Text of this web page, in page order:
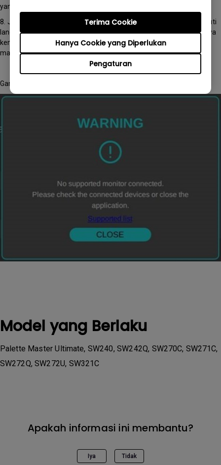
Pengaturan
Hanya Cookie yang Diperlukan
Terima Cookie
yang baru.
8. Jika kesalahan terus berlanjut dan OS Anda adalah Windows, ikuti
langkah 3 untuk menghapus instalasi driver FTDI dan menginstalnya
kembali. Anda dapat mendownloadnya dari situs resmi BenQ. Jika
masalah berlanjut, hubungi pusat layanan lokal BenQ Anda.
Gambar deskripsi masalah:
Model yang Berlaku
Palette Master Ultimate, SW240, SW242Q, SW270C, SW271C,
SW272Q, SW272U, SW321C
Apakah informasi ini membantu?
Iya Tidak